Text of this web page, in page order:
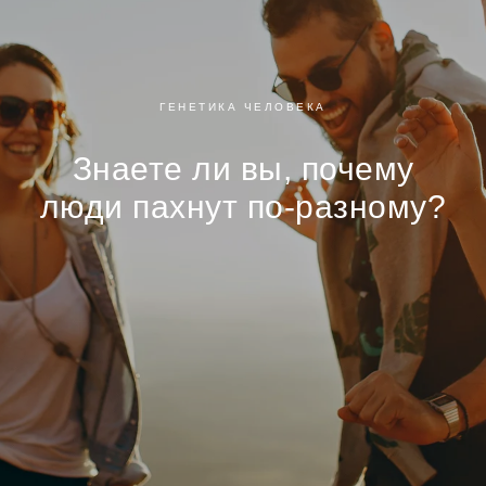
ГЕНЕТИКА ЧЕЛОВЕКА
Знаете ли вы, почему
люди пахнут по-разному?